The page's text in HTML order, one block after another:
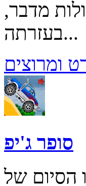
מדבר,
בעזרתה...
ומרוצים
סופר ג'יפ